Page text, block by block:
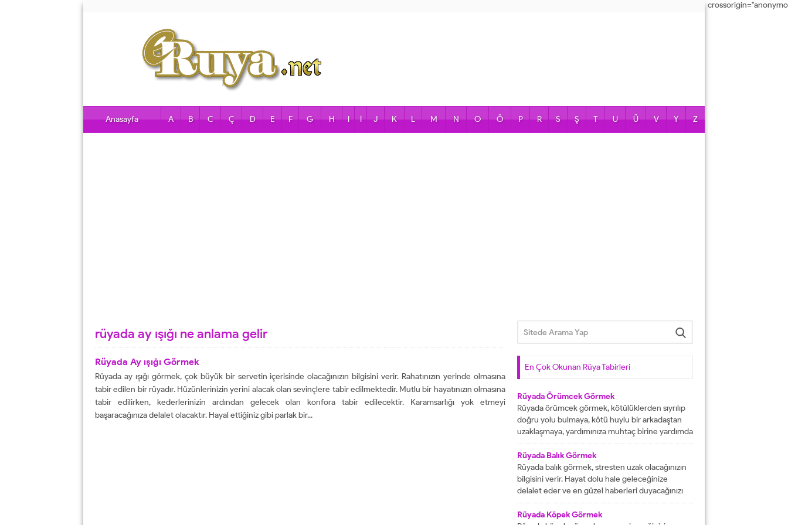
Anasayfa A B C Ç D E F G H I İ J K L M N O Ö P R S Ş T U Ü V Y Z
rüyada ay ışığı ne anlama gelir
Rüyada Ay ışığı Görmek
Rüyada ay ışığı görmek, çok büyük bir servetin içerisinde olacağınızın bilgisini verir. Rahatınızın yerinde olmasına
tabir edilen bir rüyadır. Hüzünlerinizin yerini alacak olan sevinçlere tabir edilmektedir. Mutlu bir hayatınızın olmasına
tabir edilirken, kederlerinizin ardından gelecek olan konfora tabir edilecektir. Karamsarlığı yok etmeyi
başaracağınıza delalet olacaktır. Hayal ettiğiniz gibi parlak bir...
En Çok Okunan Rüya Tabirleri
Rüyada Örümcek Görmek
Rüyada örümcek görmek, kötülüklerden sıyrılıp
doğru yolu bulmaya, kötü huylu bir arkadaştan
uzaklaşmaya, yardımınıza muhtaç birine yardımda
bulunmaya işarettir. Rüyada örümcekler görmek
yani çok sayıda örümcekler görülmesi kısa
zamanda haneye gelecek bolluk ve berekete,
aile içinden birine gelecek paraya tabir edilir.
Rüyada evde örümcek görmek, düşmanı
tarafından kötülüğe uğramaya, sıkıntılar içine...
Rüyada Balık Görmek
Rüyada balık görmek, stresten uzak olacağınızın
bilgisini verir. Hayat dolu hale geleceğinize
delalet eder ve en güzel haberleri duyacağınızı
göstermektedir. Büyük bir mutluluğa
ulaşacağınıza delalet eder ve kısmetlerinizin
Rüyada Köpek Görmek